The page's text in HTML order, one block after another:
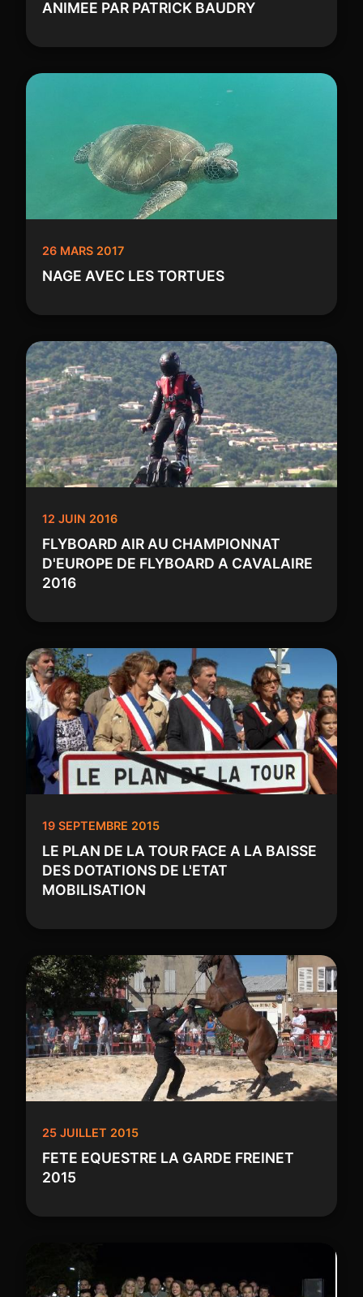
ANIMEE PAR PATRICK BAUDRY
26 MARS 2017
NAGE AVEC LES TORTUES
12 JUIN 2016
FLYBOARD AIR AU CHAMPIONNAT
D'EUROPE DE FLYBOARD A CAVALAIRE
2016
19 SEPTEMBRE 2015
LE PLAN DE LA TOUR FACE A LA BAISSE
DES DOTATIONS DE L'ETAT
MOBILISATION
25 JUILLET 2015
FETE EQUESTRE LA GARDE FREINET
2015